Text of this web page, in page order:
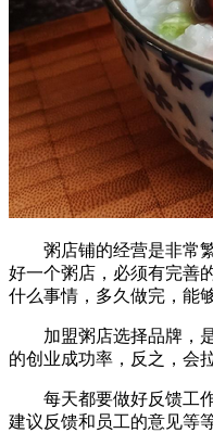
粥店铺的经营是非常繁
好一个粥店，必须有完善
什么事情，多久做完，能
加盟粥店选择品牌，是
的创业成功率，反之，会
每天都要做好反馈工作
建议反馈和员工的意见等